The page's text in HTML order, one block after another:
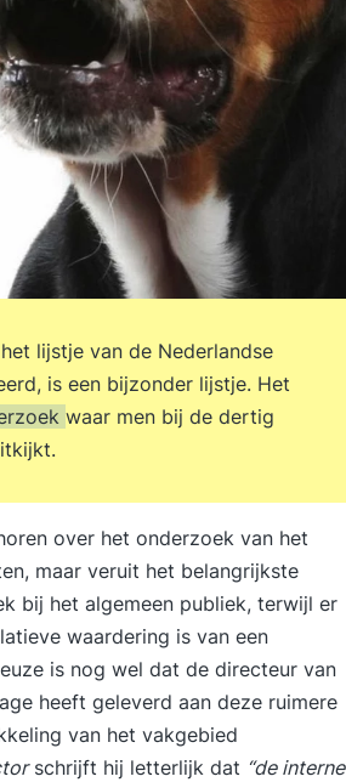
lijstje van de Nederlandse
is een bijzonder lijstje. Het
waar men bij de dertig
over het onderzoek van het
maar veruit het belangrijkste
bij het algemeen publiek, terwijl er
waardering is van een
is nog wel dat de directeur van
heeft geleverd aan deze ruimere
van het vakgebied
schrijft hij letterlijk dat “de interne